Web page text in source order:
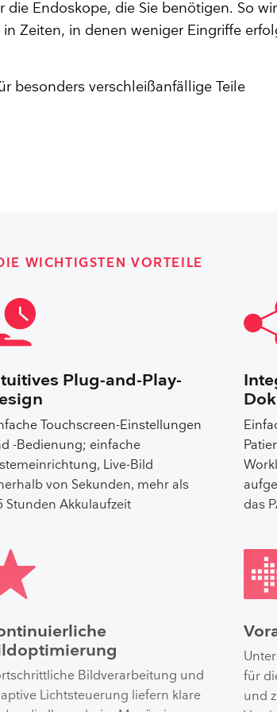
die Endoskope, die Sie benötigen. So
Zeiten, in denen weniger Eingriffe
besonders verschleißanfällige Teile
WICHTIGSTEN VORTEILE
Plug-and-Play-
Touchscreen-Einstellungen
-Bedienung; einfache
Live-Bild
von Sekunden, mehr als
Stunden Akkulaufzeit
das
Bildverarbeitung und
Lichtsteuerung liefern klare
für
und